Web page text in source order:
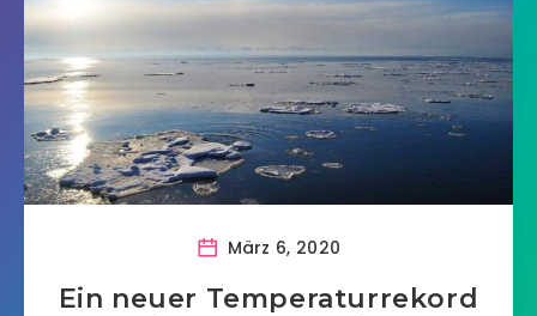
März 6, 2020
Ein neuer Temperaturrekord